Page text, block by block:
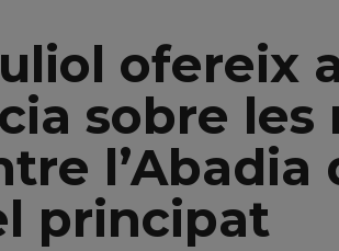
ofereix
sobre les
l’Abadia
principat